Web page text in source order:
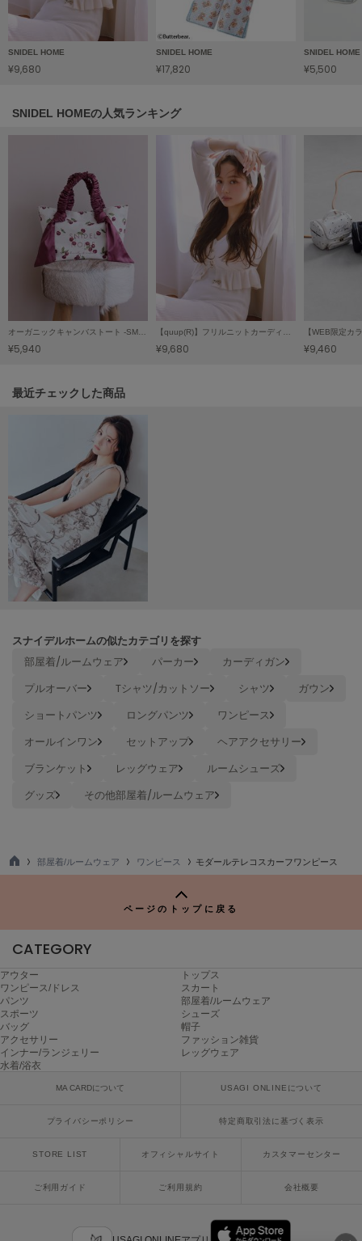
ル
LILY BROWN
リリーブラウン
LILY BROWN Lingerie
リリーブラウンランジェリー
LITTLE UNION TOKYO
リトルユニオン トウキョウ
メイドオブオーガニクス
MICHU COQUETTE
ミチュ コケット
miies miim
ミーエスミーム
Mila Owen
ミラオーウェン
MOIGE
モワージュ
NEW Balance
nezu
ネズ
ナイキ
null.
On
Onitsuka Tiger
オニツカ タイガー
ORGUE
オルグ
SNIDEL HOME
¥9,680
SNIDEL HOME
¥17,820
SNIDEL HOME
¥5,500
SNIDEL HOMEの人気ランキング
オーガニックキャンバストート -SMALL-（CHERRY）
¥5,940
【quup(R)】フリルニットカーディガン
¥9,680 ¥9,460
関連記事
最近チェックした商品
スナイデルホームの似たカテゴリを探す
部屋着/ルームウェア パーカー
カーディガン
プルオーバー
Tシャツ/カットソー シャツ
ガウン
ショートパンツ
ロングパンツ
ワンピース
オールインワン
セットアップ
ヘアアクセサリー
ブランケット
レッグウェア
ルームシューズ
グッズ
その他部屋着/ルームウェア
TO
部屋着/ルームウェア ワンピース モダールテレコスカーフワンピース
ページのトップに戻る
CATEGORY
アウター
トップス
ワンピース/ドレス
スカート
パンツ
部屋着/ルームウェア
スポーツ
シューズ
バッグ
帽子
アクセサリー
ファッション雑貨
インナー/ランジェリー
レッグウェア
水着/浴衣
MA CARDについて USAGI ONLINEについて
プライバシーポリシー 特定商取引法に基づく表示
STORE LIST オフィシャルサイト カスタマーセンター
ご利用ガイド ご利用規約 会社概要